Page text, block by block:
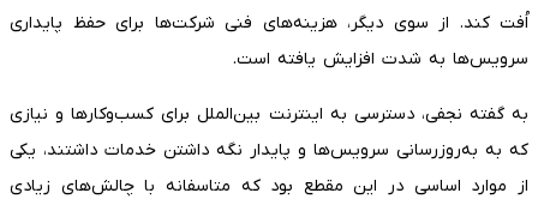
اُفت کند. از سوی دیگر، هزینه‌های فنی شرکت‌ها برای حفظ پایداری
سرویس‌ها به شدت افزایش یافته است.
به گفته نجفی، دسترسی به اینترنت بین‌الملل برای کسب‌وکار‌ها و نیازی
که به به‌روزرسانی سرویس‌ها و پایدار نگه داشتن خدمات داشتند، یکی
از موارد اساسی در این مقطع بود که متاسفانه با چالش‌های زیادی